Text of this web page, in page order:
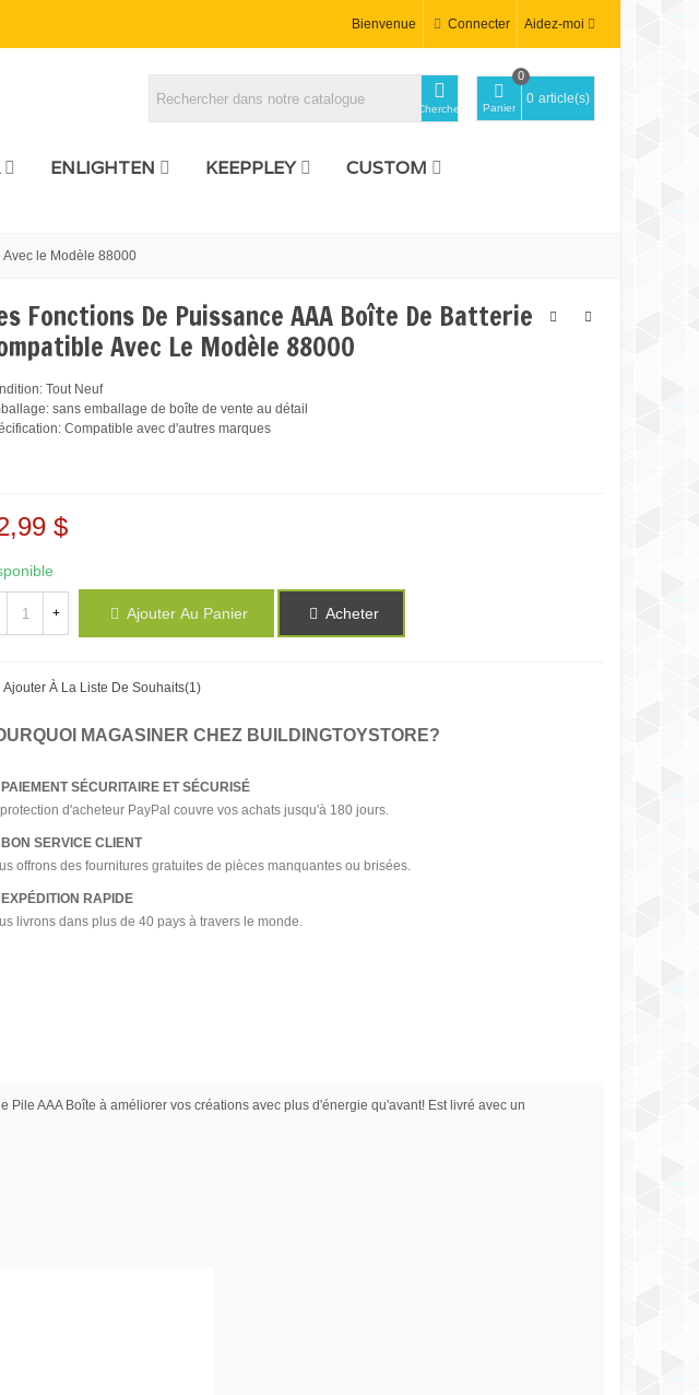
Bienvenue Connecter Aidez-moi
Chercher Panier
0
0 article(s)
ENLIGHTEN KEEPPLEY
CUSTOM
Avec le Modèle 88000
Fonctions De Puissance AAA Boîte De Batterie
Avec Le Modèle 88000
Tout Neuf
sans emballage de boîte de vente au détail
Compatible avec d'autres marques
$
+ Ajouter Au Panier Acheter
Ajouter À La Liste De Souhaits(1)
MAGASINER CHEZ BUILDINGTOYSTORE?
PAIEMENT SÉCURITAIRE ET SÉCURISÉ
d'acheteur PayPal couvre vos achats jusqu'à 180 jours.
BON SERVICE CLIENT
offrons des fournitures gratuites de pièces manquantes ou brisées.
EXPÉDITION RAPIDE
livrons dans plus de 40 pays à travers le monde.
AAA Boîte à améliorer vos créations avec plus d'énergie qu'avant! Est livré avec un